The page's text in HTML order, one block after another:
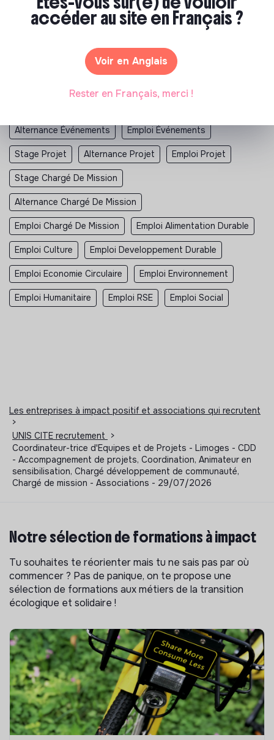
Trouve un emploi à impact positif avec
jobs that make sense
Alternance RSE Emploi RSE
Alternance Événements Emploi Événements
Stage Projet Alternance Projet Emploi Projet
Stage Chargé De Mission
Alternance Chargé De Mission
Emploi Chargé De Mission Emploi Alimentation Durable
Emploi Culture Emploi Developpement Durable
Emploi Economie Circulaire Emploi Environnement
Emploi Humanitaire Emploi RSE Emploi Social
Les entreprises à impact positif et associations qui recrutent
>
UNIS CITE recrutement
>
Coordinateur-trice d'Equipes et de Projets - Limoges - CDD
- Accompagnement de projets, Coordination, Animateur en
sensibilisation, Chargé développement de communauté,
Chargé de mission - Associations - 29/07/2026
Notre sélection de formations à impact
Tu souhaites te réorienter mais tu ne sais pas par où
commencer ? Pas de panique, on te propose une
sélection de formations aux métiers de la transition
écologique et solidaire !
accéder au site en Français ?
Voir en Anglais
Rester en Français, merci !